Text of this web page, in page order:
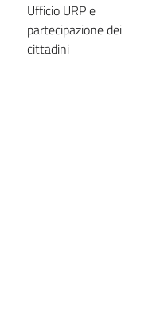
Ufficio URP e
partecipazione dei
cittadini